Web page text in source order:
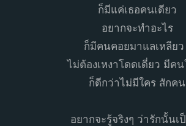
ก็มีแค่เธอคนเดียว
อยากจะทำอะไร
ก็มีคนคอยมาแลเหลียว
ไม่ต้องเหงาโดดเดี่ยว มีคน
ก็ดีกว่าไม่มีใคร สักคน
อยากจะรู้จริงๆ ว่ารักนั้นเ